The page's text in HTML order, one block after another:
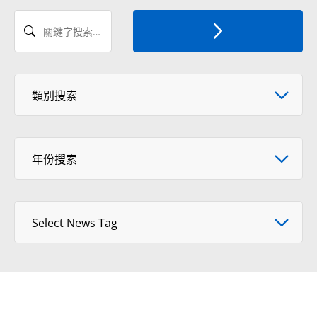
Select News Category
類別搜索
年份搜索
年份搜索
Select tag
Select News Tag